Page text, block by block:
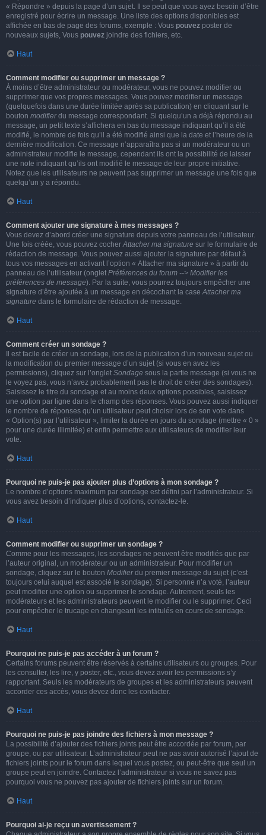
« Répondre » depuis la page d’un sujet. Il se peut que vous ayez besoin d’être
enregistré pour écrire un message. Une liste des options disponibles est
affichée en bas de page des forums, exemple : Vous pouvez poster de
nouveaux sujets, Vous pouvez joindre des fichiers, etc.
Haut
Comment modifier ou supprimer un message ?
À moins d’être administrateur ou modérateur, vous ne pouvez modifier ou
supprimer que vos propres messages. Vous pouvez modifier un message
(quelquefois dans une durée limitée après sa publication) en cliquant sur le
bouton modifierdu message correspondant. Si quelqu’un a déjà répondu au
message, un petit texte s’affichera en bas du message indiquant qu’il a été
modifié, le nombre de fois qu’il a été modifié ainsi que la date et l’heure de la
dernière modification. Ce message n’apparaîtra pas si un modérateur ou un
administrateur modifie le message, cependant ils ont la possibilité de laisser
une note indiquant qu’ils ont modifié le message de leur propre initiative.
Notez que les utilisateurs ne peuvent pas supprimer un message une fois que
quelqu’un y a répondu.
Haut
Comment ajouter une signature à mes messages ?
Vous devez d’abord créer une signature depuis votre panneau de l’utilisateur.
Une fois créée, vous pouvez cocherAttacher ma signature sur le formulaire de
rédaction de message. Vous pouvez aussi ajouter la signature par défaut à
tous vos messages en activant l’option « Attacher ma signature » à partir du
panneau de l’utilisateur (onglet Préférences du forum --> Modifier les
préférences de message). Par la suite, vous pourrez toujours empêcher une
signature d’être ajoutée à un message en décochant la caseAttacher ma
signature dans le formulaire de rédaction de message.
Haut
Comment créer un sondage ?
Il est facile de créer un sondage, lors de la publication d’un nouveau sujet ou
la modification du premier message d’un sujet (si vous en avez les
permissions), cliquez sur l’onglet Sondage sous la partie message (si vous ne
le voyez pas, vous n’avez probablement pas le droit de créer des sondages).
Saisissez le titre du sondage et au moins deux options possibles, saisissez
une option par ligne dans le champ des réponses. Vous pouvez aussi indiquer
le nombre de réponses qu’un utilisateur peut choisir lors de son vote dans
« Option(s) par l’utilisateur », limiter la durée en jours du sondage (mettre « 0 »
pour une durée illimitée) et enfin permettre aux utilisateurs de modifier leur
vote.
Haut
Pourquoi ne puis-je pas ajouter plus d’options à mon sondage ?
Le nombre d’options maximum par sondage est défini par l’administrateur. Si
vous avez besoin d’indiquer plus d’options, contactez-le.
Haut
Comment modifier ou supprimer un sondage ?
Comme pour les messages, les sondages ne peuvent être modifiés que par
l’auteur original, un modérateur ou un administrateur. Pour modifier un
sondage, cliquez sur le bouton Modifierdu premier message du sujet (c’est
toujours celui auquel est associé le sondage). Si personne n’a voté, l’auteur
peut modifier une option ou supprimer le sondage. Autrement, seuls les
modérateurs et les administrateurs peuvent le modifier ou le supprimer. Ceci
pour empêcher le trucage en changeant les intitulés en cours de sondage.
Haut
Pourquoi ne puis-je pas accéder à un forum ?
Certains forums peuvent être réservés à certains utilisateurs ou groupes. Pour
les consulter, les lire, y poster, etc., vous devez avoir les permissions s’y
rapportant. Seuls les modérateurs de groupes et les administrateurs peuvent
accorder ces accès, vous devez donc les contacter.
Haut
Pourquoi ne puis-je pas joindre des fichiers à mon message ?
La possibilité d’ajouter des fichiers joints peut être accordée par forum, par
groupe, ou par utilisateur. L’administrateur peut ne pas avoir autorisé l’ajout de
fichiers joints pour le forum dans lequel vous postez, ou peut-être que seul un
groupe peut en joindre. Contactez l’administrateur si vous ne savez pas
pourquoi vous ne pouvez pas ajouter de fichiers joints sur un forum.
Haut
Pourquoi ai-je reçu un avertissement ?